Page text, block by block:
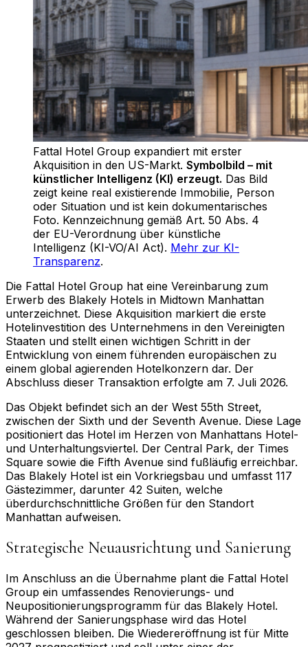
Fattal Hotel Group expandiert mit erster
Akquisition in den US-Markt. Symbolbild – mit
künstlicher Intelligenz (KI) erzeugt. Das Bild
zeigt keine real existierende Immobilie, Person
oder Situation und ist kein dokumentarisches
Foto. Kennzeichnung gemäß Art. 50 Abs. 4
der EU-Verordnung über künstliche
Intelligenz (KI-VO/AI Act). Mehr zur KI-
Transparenz.
Die Fattal Hotel Group hat eine Vereinbarung zum
Erwerb des Blakely Hotels in Midtown Manhattan
unterzeichnet. Diese Akquisition markiert die erste
Hotelinvestition des Unternehmens in den Vereinigten
Staaten und stellt einen wichtigen Schritt in der
Entwicklung von einem führenden europäischen zu
einem global agierenden Hotelkonzern dar. Der
Abschluss dieser Transaktion erfolgte am 7. Juli 2026.
Das Objekt befindet sich an der West 55th Street,
zwischen der Sixth und der Seventh Avenue. Diese Lage
positioniert das Hotel im Herzen von Manhattans Hotel-
und Unterhaltungsviertel. Der Central Park, der Times
Square sowie die Fifth Avenue sind fußläufig erreichbar.
Das Blakely Hotel ist ein Vorkriegsbau und umfasst 117
Gästezimmer, darunter 42 Suiten, welche
überdurchschnittliche Größen für den Standort
Manhattan aufweisen.
Strategische Neuausrichtung und Sanierung
Im Anschluss an die Übernahme plant die Fattal Hotel
Group ein umfassendes Renovierungs- und
Neupositionierungsprogramm für das Blakely Hotel.
Während der Sanierungsphase wird das Hotel
geschlossen bleiben. Die Wiedereröffnung ist für Mitte